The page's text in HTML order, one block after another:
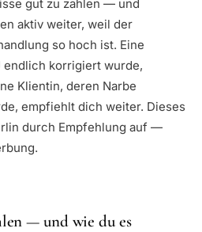
gut zu zahlen — und
aktiv weiter, weil der
so hoch ist. Eine
endlich korrigiert wurde,
Klientin, deren Narbe
empfiehlt dich weiter. Dieses
durch Empfehlung auf —
— und wie du es